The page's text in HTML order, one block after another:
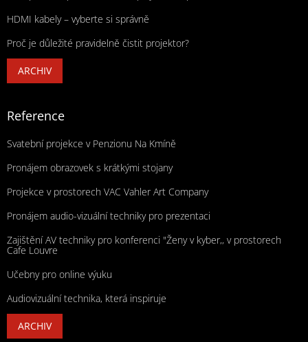
HDMI kabely – vyberte si správně
Proč je důležité pravidelně čistit projektor?
ARCHIV
Reference
Svatební projekce v Penzionu Na Kmíně
Pronájem obrazovek s krátkými stojany
Projekce v prostorech VAC Vahler Art Company
Pronájem audio-vizuální techniky pro prezentaci
Zajištění AV techniky pro konferenci "Ženy v kyber,, v prostorech
Cafe Louvre
Učebny pro online výuku
Audiovizuální technika, která inspiruje
ARCHIV